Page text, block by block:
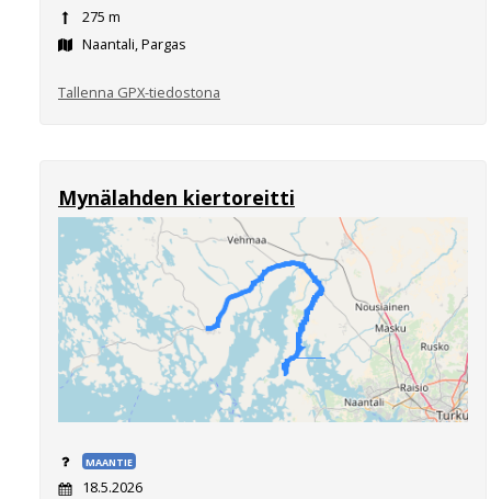
275 m
Naantali, Pargas
Tallenna GPX-tiedostona
Mynälahden kiertoreitti
MAANTIE
18.5.2026